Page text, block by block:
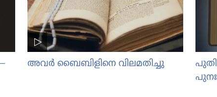
അവർ ബൈബി​ളി​നെ വിലമ​തി​ച്ചു